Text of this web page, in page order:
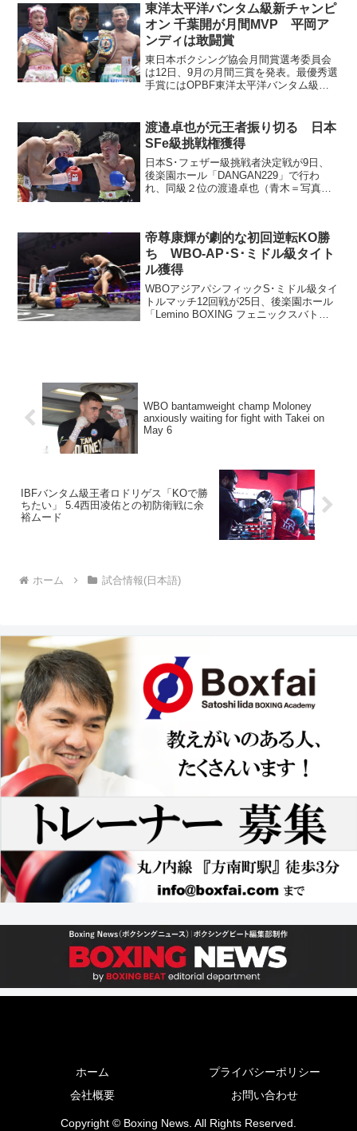
東洋太平洋バンタム級新チャンピ
オン 千葉開が月間MVP 平岡ア
ンディは敢闘賞
東日本ボクシング協会月間賞選考委員会
は12日、9月の月間三賞を発表。最優秀選
手賞にはOPBF東洋太平洋バンタム級チ
タム級王者の栗原慶太（一力）に挑戦。
序盤はチャン...
渡邉卓也が元王者振り切る 日本
SFe級挑戦権獲得
日本S･フェザー級挑戦者決定戦が9日、
後楽園ホール「DANGAN229」で行わ
れ、同級２位の渡邉卓也（青木＝写真）
ル挑戦に前...
帝尊康輝が劇的な初回逆転KO勝
ち WBO-AP･S･ミドル級タイト
ル獲得
WBOアジアパシフィックS･ミドル級タイ
トルマッチ12回戦が25日、後楽園ホール
「Lemino BOXING フェニックスバトル
WBO bantamweight champ Moloney
anxiously waiting for fight with Takei on
May 6
IBFバンタム級王者ロドリゲス「KOで勝
ちたい」 5.4西田凌佑との初防衛戦に余
裕ムード
ホーム 試合情報(日本語)
ホーム
プライバシーポリシー
会社概要
お問い合わせ
Copyright © Boxing News. All Rights Reserved.